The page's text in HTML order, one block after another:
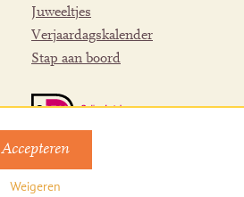
Juweeltjes
Verjaardagskalender
Stap aan boord
Accepteren
Weigeren